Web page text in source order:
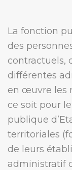
La fonction
des
contractuels,
différentes
en œuvre les
ce soit pour
publique
territoriales
de leurs
administratif